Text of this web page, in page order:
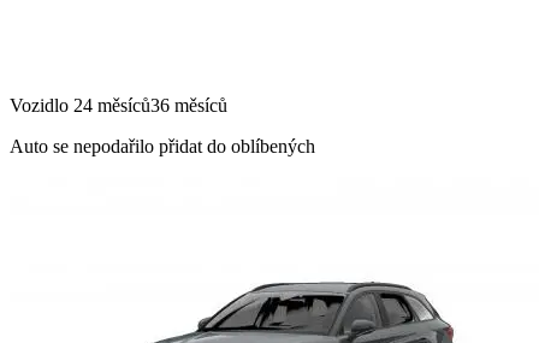
Vozidlo 24 měsíců36 měsíců
Auto se nepodařilo přidat do oblíbených